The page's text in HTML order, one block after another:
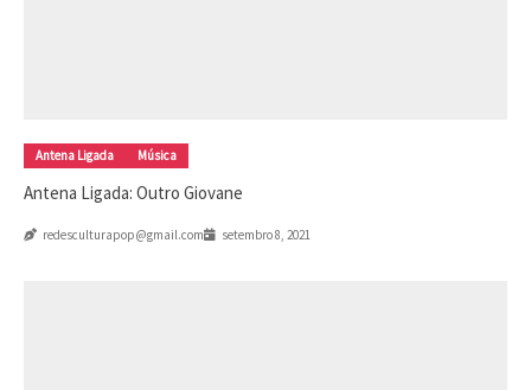
Antena Ligada Música
Antena Ligada: Outro Giovane
redesculturapop@gmail.com setembro 8, 2021